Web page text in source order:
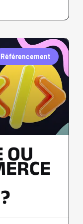
Référencement
OU